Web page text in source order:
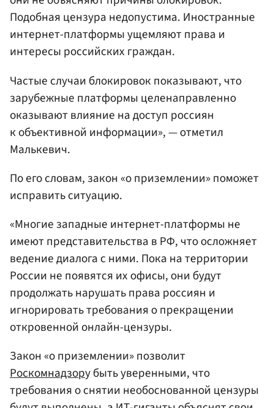
Подобная цензура недопустима. Иностранные
интернет-платформы ущемляют права и
интересы российских граждан.
Частые случаи блокировок показывают, что
зарубежные платформы целенаправленно
оказывают влияние на доступ россиян
к объективной информации», — отметил
Малькевич.
По его словам, закон «о приземлении» поможет
исправить ситуацию.
«Многие западные интернет-платформы не
имеют представительства в РФ, что осложняет
ведение диалога с ними. Пока на территории
России не появятся их офисы, они будут
продолжать нарушать права россиян и
игнорировать требования о прекращении
откровенной онлайн-цензуры.
Закон «о приземлении» позволит
Роскомнадзору быть уверенными, что
требования о снятии необоснованной цензуры